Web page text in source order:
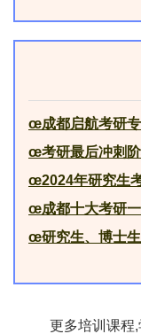
œ成都启航考研
œ考研最后冲刺
œ2024年研究生
œ成都十大考研
œ研究生、博士
更多培训课程